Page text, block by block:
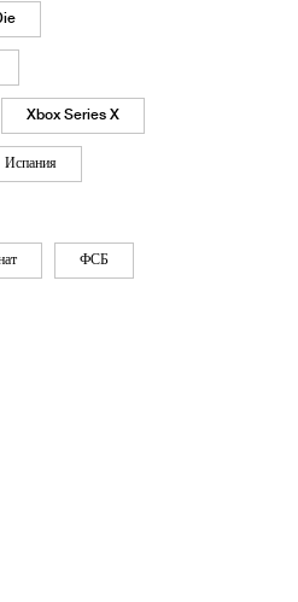
Xbox Series X
Испания
ФСБ